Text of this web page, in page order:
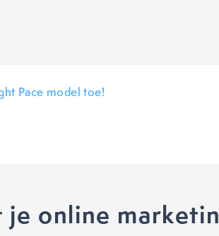
Pace model toe!
online